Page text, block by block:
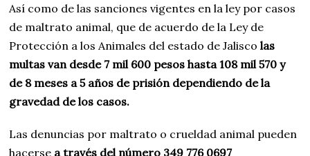
Así como de las sanciones vigentes en la ley por casos
de maltrato animal, que de acuerdo de la Ley de
Protección a los Animales del estado de Jaliscolas
multas van desde 7 mil 600 pesos hasta 108 mil 570 y
de 8 meses a 5 años de prisión dependiendo de la
gravedad de los casos.
Las denuncias por maltrato o crueldad animal pueden
hacerse a través del número 349 776 0697